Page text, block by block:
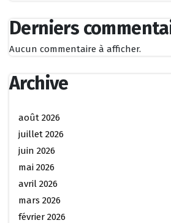
Derniers
Aucun commentaire à afficher.
Archive
août 2026
juillet 2026
juin 2026
mai 2026
avril 2026
mars 2026
février 2026